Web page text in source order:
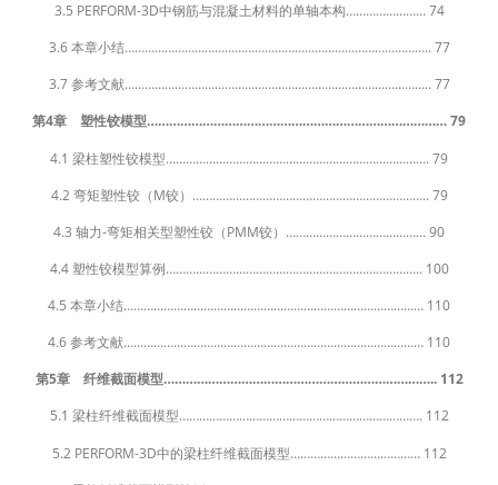
3.5 PERFORM-3D中钢筋与混凝土材料的单轴本构…………………… 74
3.6 本章小结……………………………………………………………………………….. 77
3.7 参考文献……………………………………………………………………………….. 77
第4章 塑性铰模型……………………………………………………………………… 79
4.1 梁柱塑性铰模型……………………………………………………………………. 79
4.2 弯矩塑性铰（M铰）…………………………………………………………….. 79
4.3 轴力-弯矩相关型塑性铰（PMM铰）…………………………………… 90
4.4 塑性铰模型算例………………………………………………………………….. 100
4.5 本章小结……………………………………………………………………………… 110
4.6 参考文献……………………………………………………………………………… 110
第5章 纤维截面模型……………………………………………………………….. 112
5.1 梁柱纤维截面模型………………………………………………………………. 112
5.2 PERFORM-3D中的梁柱纤维截面模型………………………………… 112